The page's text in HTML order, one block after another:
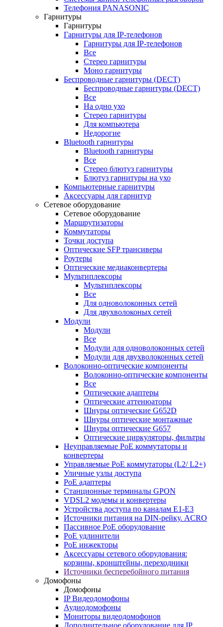
Телефония PANASONIC
Гарнитуры
Гарнитуры
Гарнитуры для IP-телефонов
Гарнитуры для IP-телефонов
Все
Стерео гарнитуры
Моно гарнитуры
Беспроводные гарнитуры (DECT)
Беспроводные гарнитуры (DECT)
Все
На одно ухо
Стерео гарнитуры
Для компьютера
Недорогие
Bluetooth гарнитуры
Bluetooth гарнитуры
Все
Стерео блютуз гарнитуры
Блютуз гарнитуры на ухо
Компьютерные гарнитуры
Аксессуары для гарнитур
Сетевое оборудование
Сетевое оборудование
Маршрутизаторы
Коммутаторы
Точки доступа
Оптические SFP трансиверы
Роутеры
Оптические медиаконвертеры
Мультиплексоры
Мультиплексоры
Все
Для одноволоконных сетей
Для двухволоконых сетей
Модули
Модули
Все
Модули для одноволоконных сетей
Модули для двухволоконных сетей
Волоконно-оптические компоненты
Волоконно-оптические компоненты
Все
Оптические адаптеры
Оптические аттенюаторы
Шнуры оптические G652D
Шнуры оптические монтажные
Шнуры оптические G657
Оптические циркуляторы, фильтры
Неуправляемые PoE коммутаторы и
конвертеры
Управляемые PoE коммутаторы (L2/ L2+)
Уличные узлы доступа
PoE адаптеры
Станционные терминалы GPON
VDSL2 модемы и конвертеры
Устройства доступа по каналам E1-E3
Источники питания на DIN-рейку. ACRO
Пассивное PoE оборудование
PoE удлинители
PoE инжекторы
Аксессуары сетевого оборудования:
корзины, кронштейны, переходники
Источники бесперебойного питания
Домофоны
Домофоны
IP Видеодомофоны
Аудиодомофоны
Мониторы видеодомофонов
Дополнительное оборудование для IP